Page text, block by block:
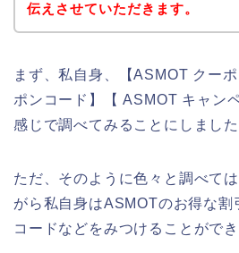
伝えさせていただきます。
まず、私自身、【ASMOT クー
ポンコード】【 ASMOT キャン
感じで調べてみることにしました
ただ、そのように色々と調べて
がら私自身はASMOTのお得な割
コードなどをみつけることがで